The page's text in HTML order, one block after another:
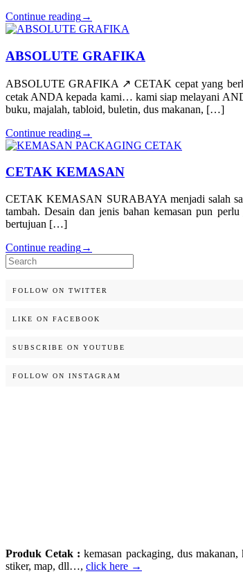
Continue reading→
ABSOLUTE GRAFIKA
ABSOLUTE GRAFIKA ↗️ CETAK cepat yang
cetak ANDA kepada kami… kami siap melayani
buku, majalah, tabloid, buletin, dus makanan, […]
Continue reading→
CETAK KEMASAN
CETAK KEMASAN SURABAYA menjadi salah
tambah. Desain dan jenis bahan kemasan pun
bertujuan […]
Continue reading→
Search
for:
FOLLOW ON TWITTER
LIKE ON FACEBOOK
SUBSCRIBE ON YOUTUBE
FOLLOW ON INSTAGRAM
Produk Cetak : kemasan packaging, dus
stiker, map, dll…, click here →